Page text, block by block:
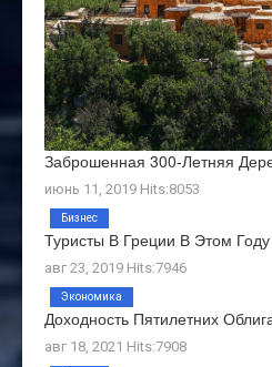
Заброшенная 300-Летняя
июнь 11, 2019 Hits:8053
Туристы В Греции В Этом
авг 23, 2019 Hits:7946
Бизнес
Доходность Пятилетних
авг 18, 2021 Hits:7908
Экономика